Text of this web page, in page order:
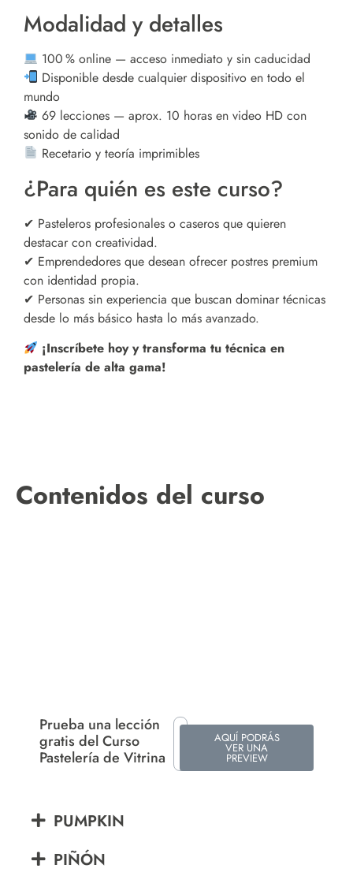
Modalidad y detalles
100 % online — acceso inmediato y sin caducidad
Disponible desde cualquier dispositivo en todo el
mundo
69 lecciones — aprox. 10 horas en video HD con
sonido de calidad
Recetario y teoría imprimibles
¿Para quién es este curso?
✔ Pasteleros profesionales o caseros que quieren
destacar con creatividad.
✔ Emprendedores que desean ofrecer postres premium
con identidad propia.
✔ Personas sin experiencia que buscan dominar técnicas
desde lo más básico hasta lo más avanzado.
¡Inscríbete hoy y transforma tu técnica en
pastelería de alta gama!
Contenidos del curso
Prueba una lección
gratis del Curso
Pastelería de Vitrina
AQUÍ PODRÁS
VER UNA
PREVIEW
PUMPKIN
PIÑÓN